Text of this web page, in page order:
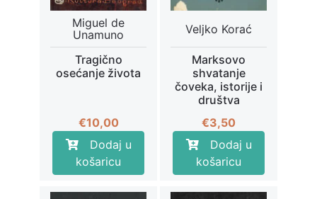
Miguel de
Unamuno
Tragično
osećanje života
€10,00
Dodaj u
košaricu
Veljko Korać
Marksovo
shvatanje
čoveka, istorije i
društva
€3,50
Dodaj u
košaricu